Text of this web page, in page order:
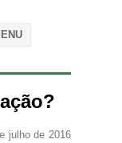
julho de 2016